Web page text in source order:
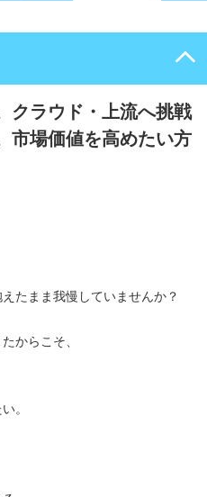
クラウド・上流へ挑戦
市場価値を高めたい方
たまま我慢していませんか？
からこそ、
。